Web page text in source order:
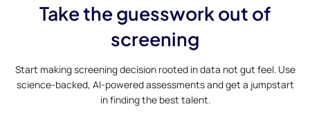
Take the guesswork out of
screening
Start making screening decision rooted in data not gut feel. Use
science-backed, AI-powered assessments and get a jumpstart
in finding the best talent.